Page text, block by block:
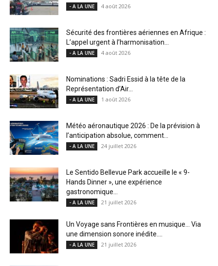
- A LA UNE 4 août 2026
Sécurité des frontières aériennes en Afrique :
L’appel urgent à l’harmonisation...
- A LA UNE 4 août 2026
Nominations : Sadri Essid à la tête de la
Représentation d’Air...
- A LA UNE 1 août 2026
Météo aéronautique 2026 : De la prévision à
l’anticipation absolue, comment...
- A LA UNE 24 juillet 2026
Le Sentido Bellevue Park accueille le « 9-
Hands Dinner », une expérience
gastronomique...
- A LA UNE 21 juillet 2026
Un Voyage sans Frontières en musique… Via
une dimension sonore inédite....
- A LA UNE 21 juillet 2026